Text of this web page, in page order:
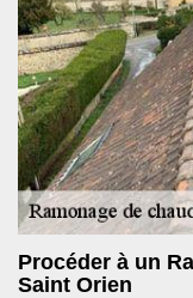
Procéder à un
Saint Orien